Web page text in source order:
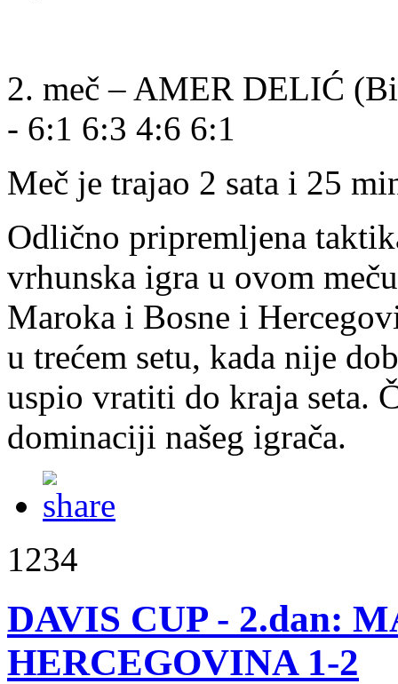
2. meč – AMER DELIĆ
- 6:1 6:3 4:6 6:1
Meč je trajao 2 sata i 25
Odlično pripremljena
vrhunska igra u ovom
Maroka i Bosne i
u trećem setu, kada nije
uspio vratiti do kraja seta.
dominaciji našeg igrača.
1234
DAVIS CUP - 2.dan:
HERCEGOVINA 1-2